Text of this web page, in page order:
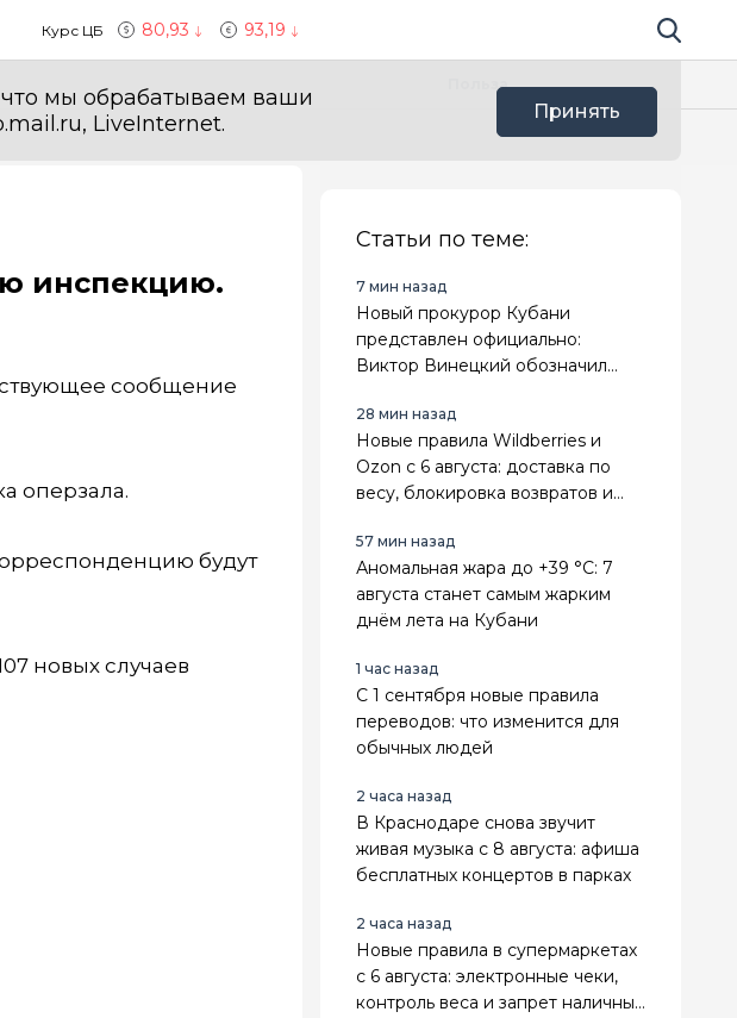
Курс ЦБ 80,93 93,19 Поиск по
что мы обрабатываем ваши
LiveInternet.
Принять
Польза
инспекцию.
сообщение
оперзала.
будут
новых случаев
Статьи по теме:
7 мин назад
Новый прокурор Кубани
представлен официально:
Виктор Винецкий обозначил
28 мин назад
Новые правила Wildberries и
Ozon с 6 августа: доставка по
весу, блокировка возвратов и
57 мин назад
Аномальная жара до +39 °C: 7
августа станет самым жарким
днём лета на Кубани
1 час назад
С 1 сентября новые правила
переводов: что изменится для
обычных людей
2 часа назад
В Краснодаре снова звучит
живая музыка с 8 августа: афиша
бесплатных концертов в парках
2 часа назад
Новые правила в супермаркетах
с 6 августа: электронные чеки,
контроль веса и запрет наличных